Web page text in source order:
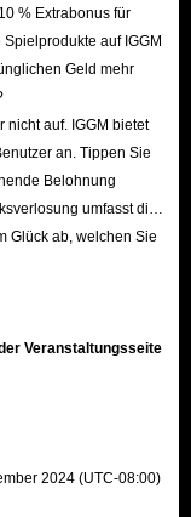
nur bis zu bestimmten
Juli 2025
als Teil des Deluxe-
% Extrabonus für
auf IGGM
Geld mehr
auf. IGGM bietet
an. Tippen Sie
Belohnung
umfasst die
Glück ab, welchen Sie
Veranstaltungsseite
2024 (UTC-08:00)